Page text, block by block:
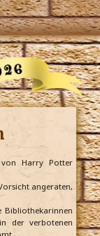
Harry Potter
angeraten,
Bibliothekarinnen
der verbotenen